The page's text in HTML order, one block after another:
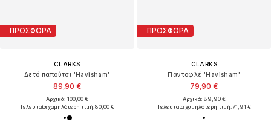
ΠΡΟΣΦΟΡΑ
CLARKS
Δετό παπούτσι 'Havisham'
89,90 €
Αρχικά: 100,00 €
Τελευταία χαμηλότερη τιμή:80,00 €
ΠΡΟΣΦΟΡΑ
CLARKS
Παντοφλέ 'Havisham'
79,90 €
Αρχικά: 89,90 €
Τελευταία χαμηλότερη τιμή:71,91 €